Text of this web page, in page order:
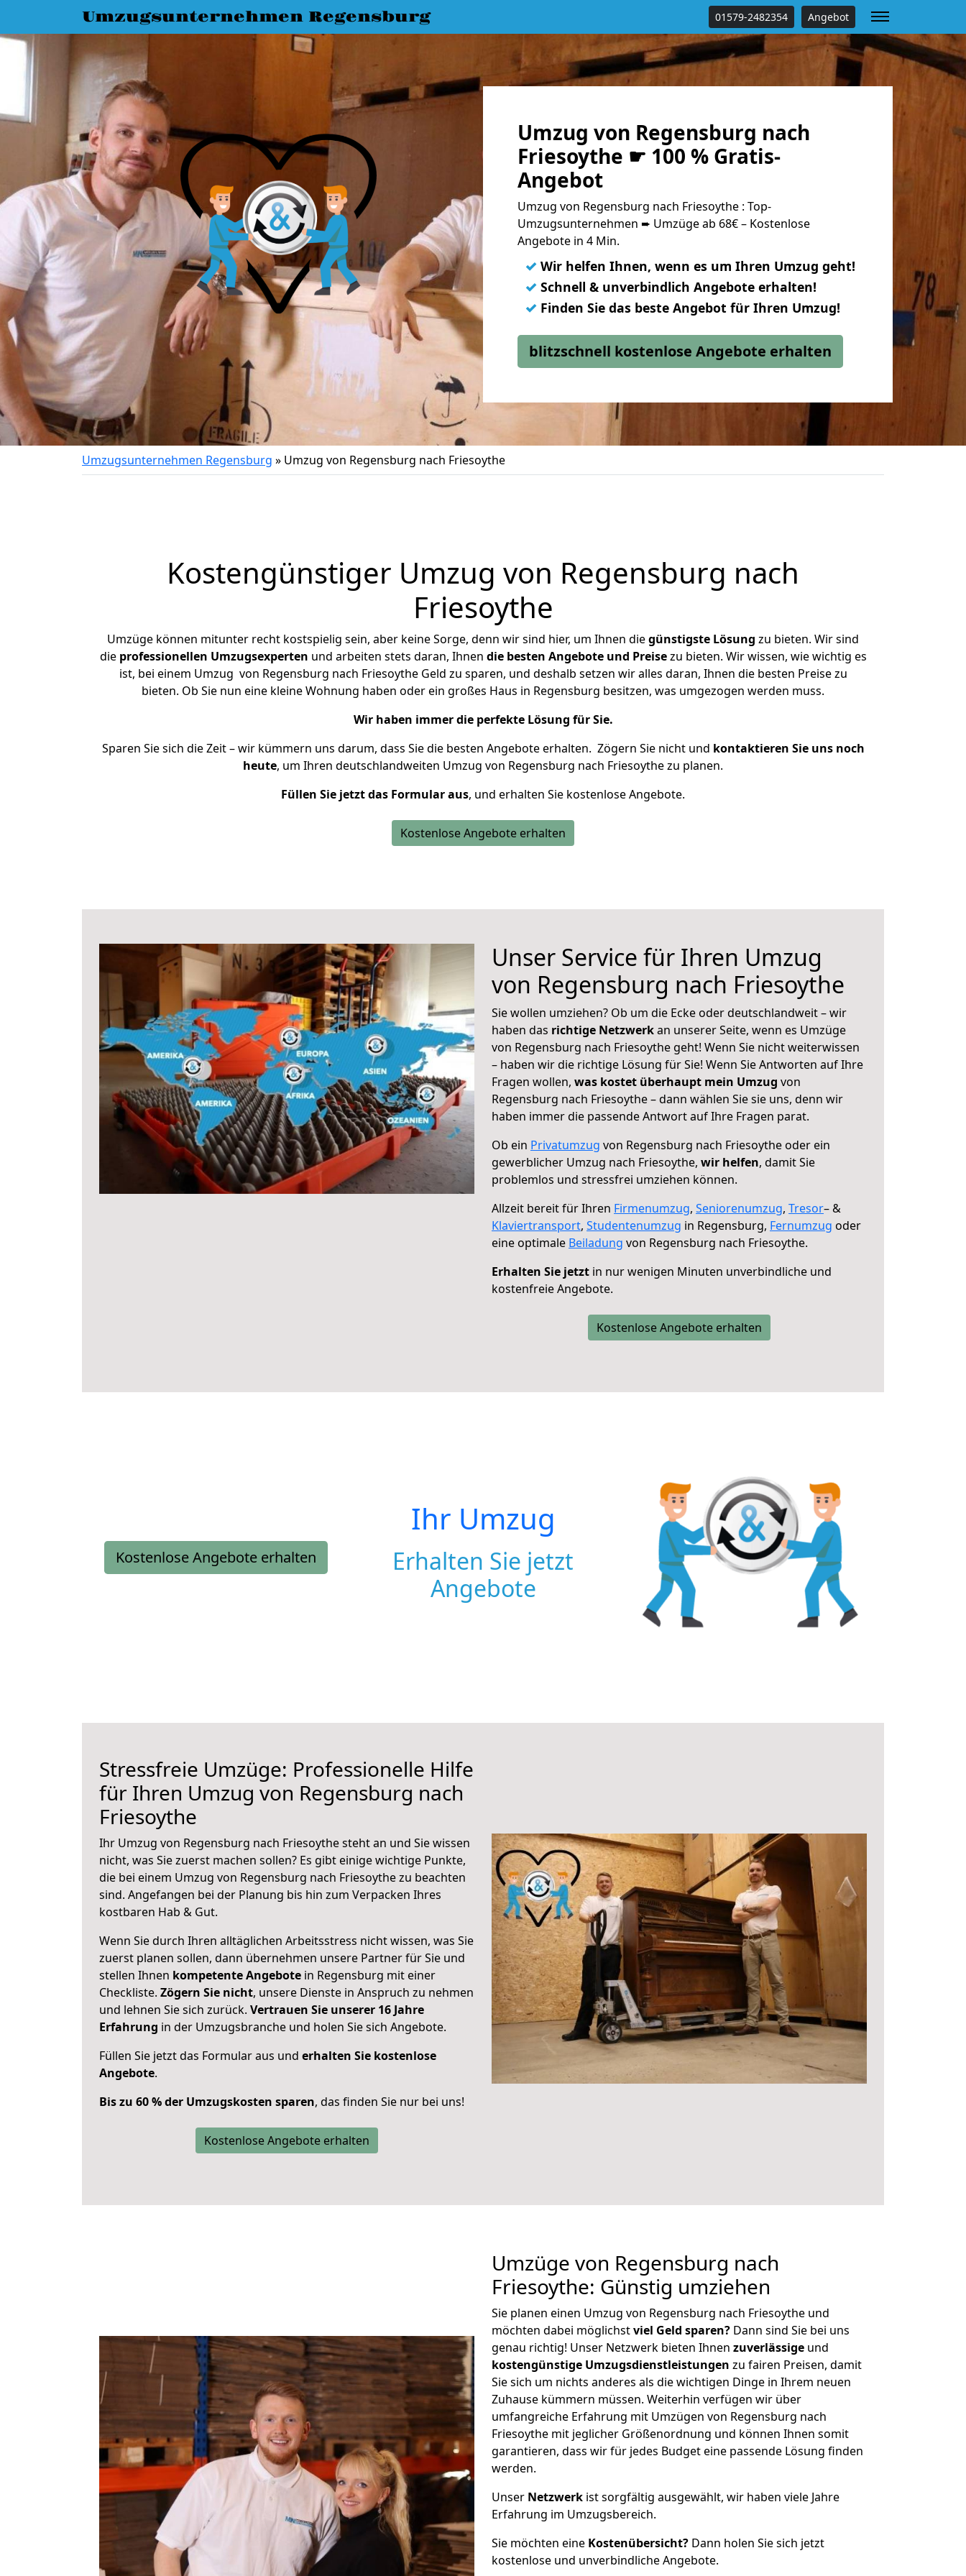
Umzugsunternehmen Regensburg 01579-2482354 Angebot
Umzug von Regensburg nach
Friesoythe ☛ 100 % Gratis-
Angebot
Umzug von Regensburg nach Friesoythe : Top-
Umzugsunternehmen ➨ Umzüge ab 68€ – Kostenlose
Angebote in 4 Min.
✓ Wir helfen Ihnen, wenn es um Ihren Umzug geht!
✓ Schnell & unverbindlich Angebote erhalten!
✓ Finden Sie das beste Angebot für Ihren Umzug!
blitzschnell kostenlose Angebote erhalten
Umzugsunternehmen Regensburg » Umzug von Regensburg nach Friesoythe
Kostengünstiger Umzug von Regensburg nach
Friesoythe
Umzüge können mitunter recht kostspielig sein, aber keine Sorge, denn wir sind hier, um Ihnen diegünstigste Lösung zu bieten. Wir sind
die professionellen Umzugsexperten und arbeiten stets daran, Ihnen die besten Angebote und Preisezu bieten. Wir wissen, wie wichtig es
ist, bei einem Umzug von Regensburg nach Friesoythe Geld zu sparen, und deshalb setzen wir alles daran, Ihnen die besten Preise zu
bieten. Ob Sie nun eine kleine Wohnung haben oder ein großes Haus in Regensburg besitzen, was umgezogen werden muss.
Wir haben immer die perfekte Lösung für Sie.
Sparen Sie sich die Zeit – wir kümmern uns darum, dass Sie die besten Angebote erhalten. Zögern Sie nicht und kontaktieren Sie uns noch
heute, um Ihren deutschlandweiten Umzug von Regensburg nach Friesoythe zu planen.
Füllen Sie jetzt das Formular aus, und erhalten Sie kostenlose Angebote.
Kostenlose Angebote erhalten
Unser Service für Ihren Umzug
von Regensburg nach Friesoythe
Sie wollen umziehen? Ob um die Ecke oder deutschlandweit – wir
haben das richtige Netzwerkan unserer Seite, wenn es Umzüge
von Regensburg nach Friesoythe geht! Wenn Sie nicht weiterwissen
– haben wir die richtige Lösung für Sie! Wenn Sie Antworten auf Ihre
Fragen wollen, was kostet überhaupt mein Umzug von
Regensburg nach Friesoythe – dann wählen Sie sie uns, denn wir
haben immer die passende Antwort auf Ihre Fragen parat.
Ob ein Privatumzug von Regensburg nach Friesoythe oder ein
gewerblicher Umzug nach Friesoythe, wir helfen, damit Sie
problemlos und stressfrei umziehen können.
Allzeit bereit für Ihren Firmenumzug, Seniorenumzug, Tresor– &
Klaviertransport, Studentenumzug in Regensburg, Fernumzug oder
eine optimale Beiladung von Regensburg nach Friesoythe.
Erhalten Sie jetzt in nur wenigen Minuten unverbindliche und
kostenfreie Angebote.
Kostenlose Angebote erhalten
Kostenlose Angebote erhalten
Ihr Umzug
Erhalten Sie jetzt
Angebote
Stressfreie Umzüge: Professionelle Hilfe
für Ihren Umzug von Regensburg nach
Friesoythe
Ihr Umzug von Regensburg nach Friesoythe steht an und Sie wissen
nicht, was Sie zuerst machen sollen? Es gibt einige wichtige Punkte,
die bei einem Umzug von Regensburg nach Friesoythe zu beachten
sind. Angefangen bei der Planung bis hin zum Verpacken Ihres
kostbaren Hab & Gut.
Wenn Sie durch Ihren alltäglichen Arbeitsstress nicht wissen, was Sie
zuerst planen sollen, dann übernehmen unsere Partner für Sie und
stellen Ihnen kompetente Angebote in Regensburg mit einer
Checkliste. Zögern Sie nicht, unsere Dienste in Anspruch zu nehmen
und lehnen Sie sich zurück. Vertrauen Sie unserer 16 Jahre
Erfahrung in der Umzugsbranche und holen Sie sich Angebote.
Füllen Sie jetzt das Formular aus und erhalten Sie kostenlose
Angebote.
Bis zu 60 % der Umzugskosten sparen, das finden Sie nur bei uns!
Kostenlose Angebote erhalten
Umzüge von Regensburg nach
Friesoythe: Günstig umziehen
Sie planen einen Umzug von Regensburg nach Friesoythe und
möchten dabei möglichstviel Geld sparen? Dann sind Sie bei uns
genau richtig! Unser Netzwerk bieten Ihnen zuverlässige und
kostengünstige Umzugsdienstleistungen zu fairen Preisen, damit
Sie sich um nichts anderes als die wichtigen Dinge in Ihrem neuen
Zuhause kümmern müssen. Weiterhin verfügen wir über
umfangreiche Erfahrung mit Umzügen von Regensburg nach
Friesoythe mit jeglicher Größenordnung und können Ihnen somit
garantieren, dass wir für jedes Budget eine passende Lösung finden
werden.
Unser Netzwerk ist sorgfältig ausgewählt, wir haben viele Jahre
Erfahrung im Umzugsbereich.
Sie möchten eine Kostenübersicht? Dann holen Sie sich jetzt
kostenlose und unverbindliche Angebote.